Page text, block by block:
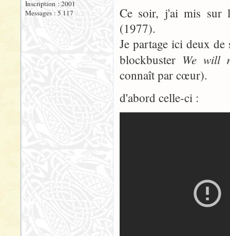
Inscription : 2001
Messages : 5 117
Ce soir, j'ai mis sur
(1977).
Je partage ici deux
blockbuster We will
connaît par cœur).
d'abord celle-ci :